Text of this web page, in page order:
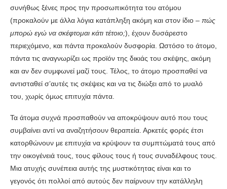
συνήθως ξένες προς την προσωπικότητα του ατόμου
(προκαλούν με άλλα λόγια κατάπληξη ακόμη και στον ίδιο – πώς
μπορώ εγώ να σκέφτομαι κάτι τέτοιο;), έχουν δυσάρεστο
περιεχόμενο, και πάντα προκαλούν δυσφορία. Ωστόσο το άτομο,
πάντα τις αναγνωρίζει ως προϊόν της δικιάς του σκέψης, ακόμη
και αν δεν συμφωνεί μαζί τους. Τέλος, το άτομο προσπαθεί να
αντισταθεί σ’αυτές τις σκέψεις και να τις διώξει από το μυαλό
του, χωρίς όμως επιτυχία πάντα.
Τα άτομα συχνά προσπαθούν να αποκρύψουν αυτό που τους
συμβαίνει αντί να αναζητήσουν θεραπεία. Αρκετές φορές έτσι
κατορθώνουν με επιτυχία να κρύψουν τα συμπτώματά τους από
την οικογένειά τους, τους φίλους τους ή τους συναδέλφους τους.
Μια ατυχής συνέπεια αυτής της μυστικότητας είναι και το
γεγονός ότι πολλοί από αυτούς δεν παίρνουν την κατάλληλη